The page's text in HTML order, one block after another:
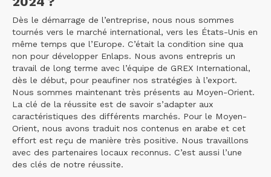
Dès le démarrage de l’entreprise, nous nous sommes
tournés vers le marché international, vers les États-Unis en
même temps que l’Europe. C’était la condition sine qua
non pour développer Enlaps. Nous avons entrepris un
travail de long terme avec l’équipe de GREX International,
dès le début, pour peaufiner nos stratégies à l’export.
Nous sommes maintenant très présents au Moyen-Orient.
La clé de la réussite est de savoir s’adapter aux
caractéristiques des différents marchés. Pour le Moyen-
Orient, nous avons traduit nos contenus en arabe et cet
effort est reçu de manière très positive. Nous travaillons
avec des partenaires locaux reconnus. C’est aussi l’une
des clés de notre réussite.